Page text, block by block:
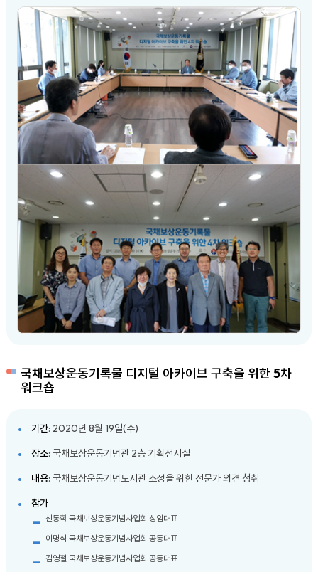
국채보상운동기록물 디지털 아카이브 구축을 위한 5차
워크숍
기간: 2020년 8월 19일(수)
장소: 국채보상운동기념관 2층 기획전시실
내용: 국채보상운동기념도서관 조성을 위한 전문가 의견 청취
참가
신동학 국채보상운동기념사업회 상임대표
이명식 국채보상운동기념사업회 공동대표
김영철 국채보상운동기념사업회 공동대표